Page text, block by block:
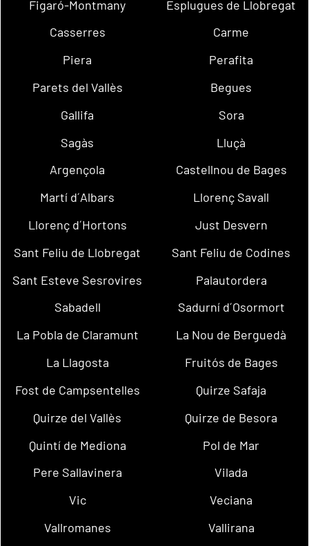
Figaró-Montmany
Esplugues de Llobregat
Casserres
Carme
Piera
Perafita
Parets del Vallès
Begues
Gallifa
Sora
Sagàs
Lluçà
Argençola
Castellnou de Bages
Martí d´Albars
Llorenç Savall
Llorenç d´Hortons
Just Desvern
Sant Feliu de Llobregat
Sant Feliu de Codines
Sant Esteve Sesrovires
Palautordera
Sabadell
Sadurní d´Osormort
La Pobla de Claramunt
La Nou de Berguedà
La Llagosta
Fruitós de Bages
Fost de Campsentelles
Quirze Safaja
Quirze del Vallès
Quirze de Besora
Quintí de Mediona
Pol de Mar
Pere Sallavinera
Vilada
Vic
Veciana
Vallromanes
Vallirana